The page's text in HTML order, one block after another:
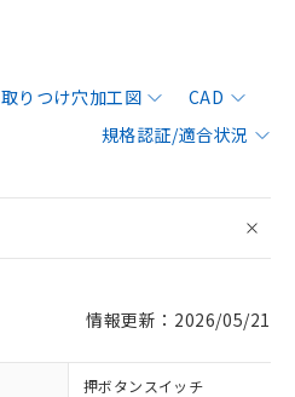
取りつけ穴加工図
CAD
規格認証/適合状況
情報更新：2026/05/21
押ボタンスイッチ